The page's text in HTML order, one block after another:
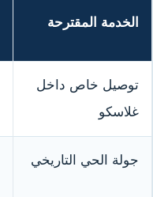
الخدمة المقترحة
توصيل خاص داخل
غلاسكو
جولة الحي التاريخي